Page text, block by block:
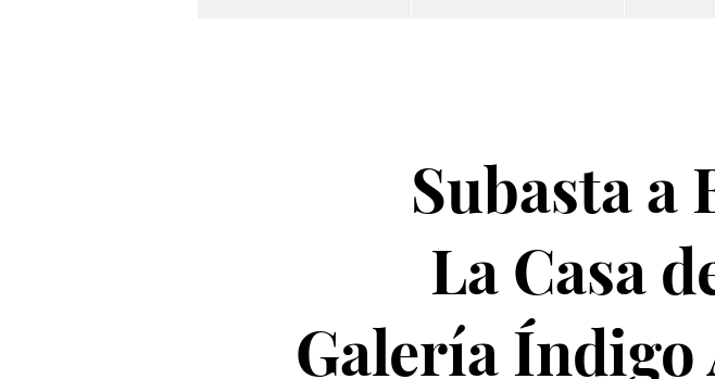
Subasta a
La Casa
Galería Índigo